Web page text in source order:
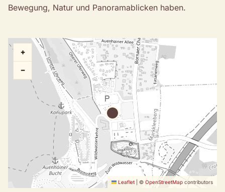
Bewegung, Natur und Panoramablicken haben.
+
−
Leaflet © OpenStreetMap contributors